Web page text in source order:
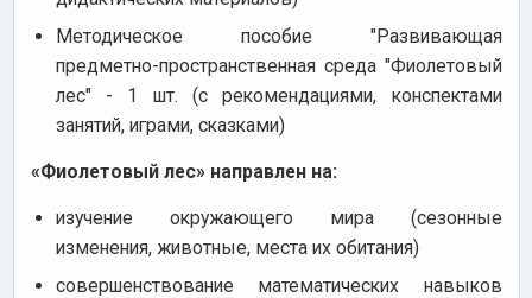
Методическое пособие "Развивающая
предметно-пространственная среда "Фиолетовый
лес" - 1 шт. (с рекомендациями, конспектами
занятий, играми, сказками)
«Фиолетовый лес» направлен на:
изучение окружающего мира (сезонные
изменения, животные, места их обитания)
совершенствование математических навыков